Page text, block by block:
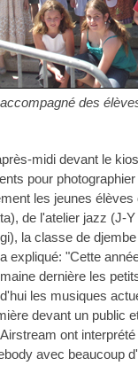
des
midi devant le
pour
les jeunes
de l'atelier jazz (J-
la classe de
expliqué: "Cette
dernière les
les musiques
devant un public
ont
avec beaucoup